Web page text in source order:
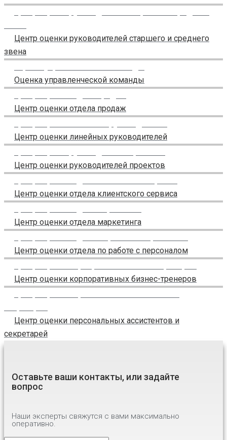
Центр оценки руководителей старшего и среднего
звена
Оценка управленческой команды
Центр оценки отдела продаж
Центр оценки линейных руководителей
Центр оценки руководителей проектов
Центр оценки отдела клиентского сервиса
Центр оценки отдела маркетинга
Центр оценки отдела по работе с персоналом
Центр оценки корпоративных бизнес-тренеров
Центр оценки персональных ассистентов и
секретарей
Оставьте ваши контакты, или задайте
вопрос
Наши эксперты свяжутся с вами максимально
оперативно.